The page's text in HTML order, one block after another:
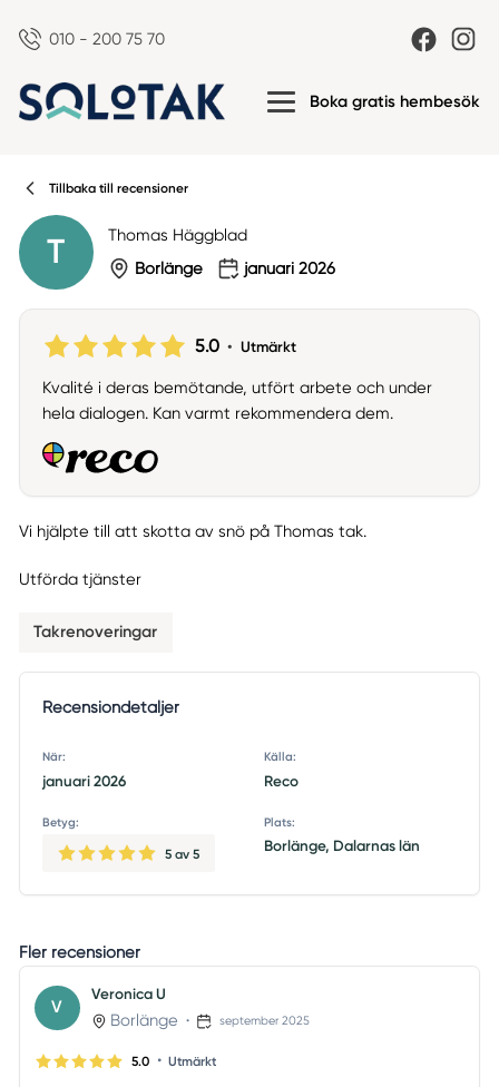
010 - 200 75 70
Boka gratis hembesök
Tillbaka till recensioner
T
Thomas Häggblad
Borlänge
januari 2026
5.0 • Utmärkt
Kvalité i deras bemötande, utfört arbete och under
hela dialogen. Kan varmt rekommendera dem.
Vi hjälpte till att skotta av snö på Thomas tak.
Utförda tjänster
Takrenoveringar
Recensiondetaljer
När:
januari 2026
Källa:
Reco
Betyg:
5av 5
Plats:
Borlänge, Dalarnas län
Fler recensioner
V
Veronica U
Borlänge • september 2025
5.0 • Utmärkt